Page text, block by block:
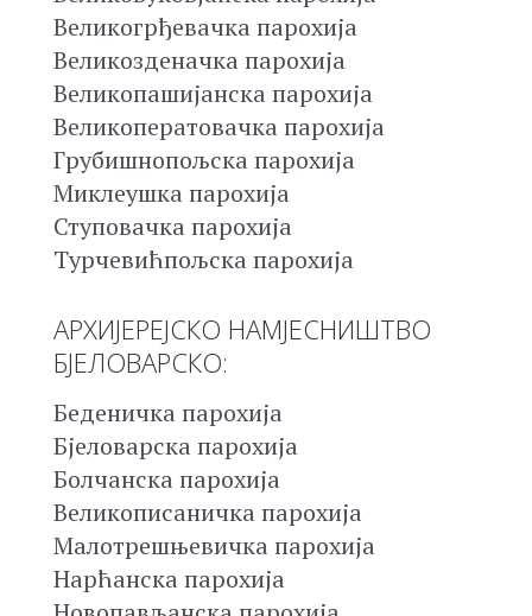
Великогрђевачка парохија
Великозденачка парохија
Великопашијанска парохија
Великоператовачка парохија
Грубишнопољска парохија
Миклеушка парохија
Ступовачка парохија
Турчевићпољска парохија
АРХИЈЕРЕЈСКО НАМЈЕСНИШТВО
БЈЕЛОВАРСКО:
Беденичка парохија
Бјеловарска парохија
Болчанска парохија
Великописаничка парохија
Малотрешњевичка парохија
Нарћанска парохија